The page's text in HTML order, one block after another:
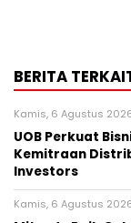
BERITA
Kamis, 6 Agustus
UOB Perkuat
Kemitraan
Investors
Kamis, 6 Agustus